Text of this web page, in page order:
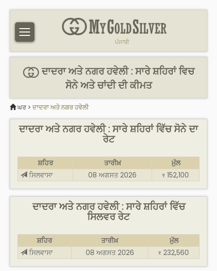
ਪੰਜਾਬੀ
ਦਾਦਰਾ ਅਤੇ ਨਗਰ ਹਵੇਲੀ : ਸਾਰੇ ਸ਼ਹਿਰਾਂ ਵਿਚ
ਸੋਨੇ ਅਤੇ ਚਾਂਦੀ ਦੀ ਕੀਮਤ
ਘਰ > ਦਾਦਰਾ ਅਤੇ ਨਗਰ ਹਵੇਲੀ
ਦਾਦਰਾ ਅਤੇ ਨਗਰ ਹਵੇਲੀ : ਸਾਰੇ ਸ਼ਹਿਰਾਂ ਵਿੱਚ ਸੋਨੇ ਦਾ
ਰੇਟ
ਸ਼ਹਿਰ ਤਾਰੀਖ਼
ਮੁੱਲ
ਸਿਲਵਾਸਾ
08 ਅਗਸਤ 2026 ₹ 152,100
ਦਾਦਰਾ ਅਤੇ ਨਗਰ ਹਵੇਲੀ : ਸਾਰੇ ਸ਼ਹਿਰਾਂ ਵਿੱਚ
ਸਿਲਵਰ ਰੇਟ
ਸ਼ਹਿਰ ਤਾਰੀਖ਼
ਮੁੱਲ
ਸਿਲਵਾਸਾ
08 ਅਗਸਤ 2026 ₹ 232,560